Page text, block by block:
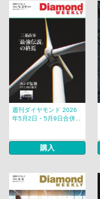
週刊ダイヤモンド 2026
年5月2日・5月9日合併...
購入